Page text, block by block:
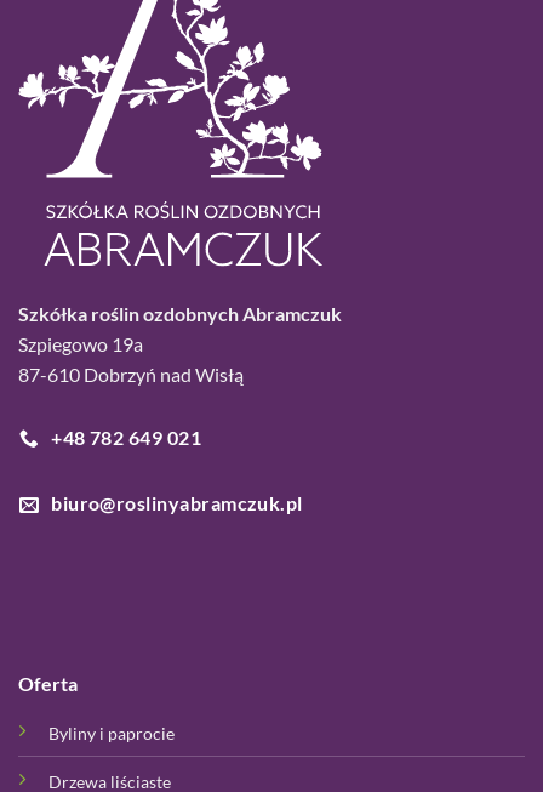
Szkółka roślin ozdobnych Abramczuk
Szpiegowo 19a
87-610 Dobrzyń nad Wisłą
+48 782 649 021
biuro@roslinyabramczuk.pl
Oferta
Byliny i paprocie
Drzewa liściaste